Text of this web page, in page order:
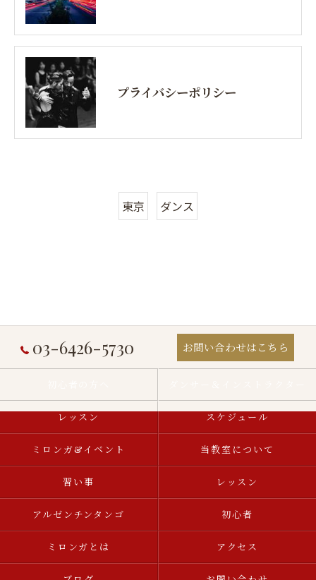
プライバシーポリシー
東京 ダンス
03-6426-5730 お問い合わせはこちら
レッスン スケジュール
ミロンガ&イベント 当教室について
習い事 レッスン
アルゼンチンタンゴ 初心者
ミロンガとは アクセス